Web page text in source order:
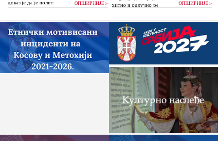
доказ је да је политика Аљбина Куртија...
ОПШИРНИЈЕ >
хитно и одлучно реагују и да без
нелегалних грађевинских...
ОПШИРНИЈЕ >